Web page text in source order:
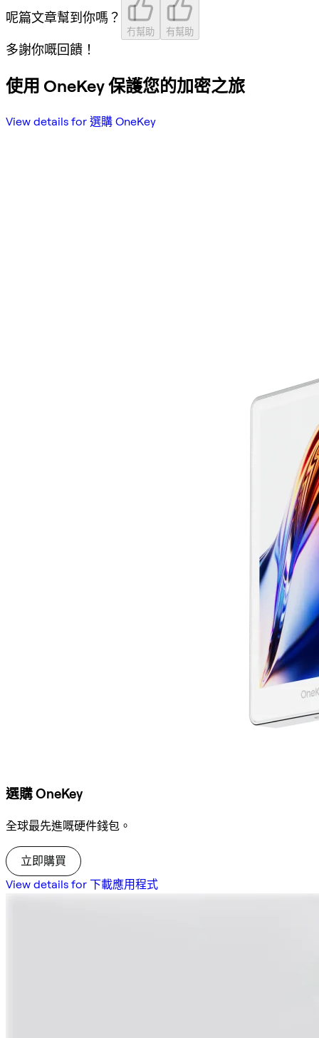
呢篇文章幫到你嗎？
冇幫助 有幫助
多謝你嘅回饋！
使用 OneKey 保護您的加密之旅
View details for 選購 OneKey
選購 OneKey
全球最先進嘅硬件錢包。
立即購買
View details for 下載應用程式